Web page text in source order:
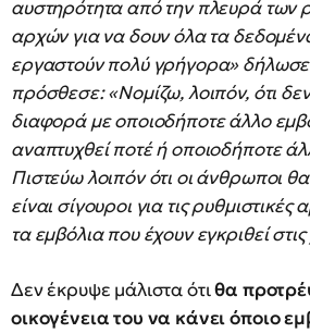
αυστηρότητα από την πλευρά των
αρχών για να δουν όλα τα
εργαστούν πολύ γρήγορα» δήλωσε
πρόσθεσε: «Νομίζω, λοιπόν, ότι
διαφορά με οποιοδήποτε άλλο
αναπτυχθεί ποτέ ή οποιοδήποτε
Πιστεύω λοιπόν ότι οι άνθρωποι
είναι σίγουροι για τις ρυθμιστικές
τα εμβόλια που έχουν εγκριθεί
Δεν έκρυψε μάλιστα ότιθα
οικογένεια του να κάνει όποιο